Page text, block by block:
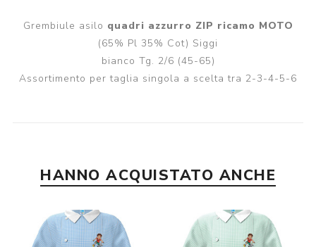
Grembiule asilo quadri azzurro ZIP ricamo MOTO
(65% Pl 35% Cot) Siggi
bianco Tg. 2/6 (45-65)
Assortimento per taglia singola a scelta tra 2-3-4-5-6
HANNO ACQUISTATO ANCHE